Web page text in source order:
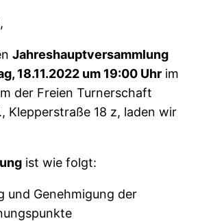
Jahreshauptversammlung
18.11.2022 um 19:00 Uhr im
der Freien Turnerschaft
Klepperstraße 18 z, laden wir
ist wie folgt:
und Genehmigung der